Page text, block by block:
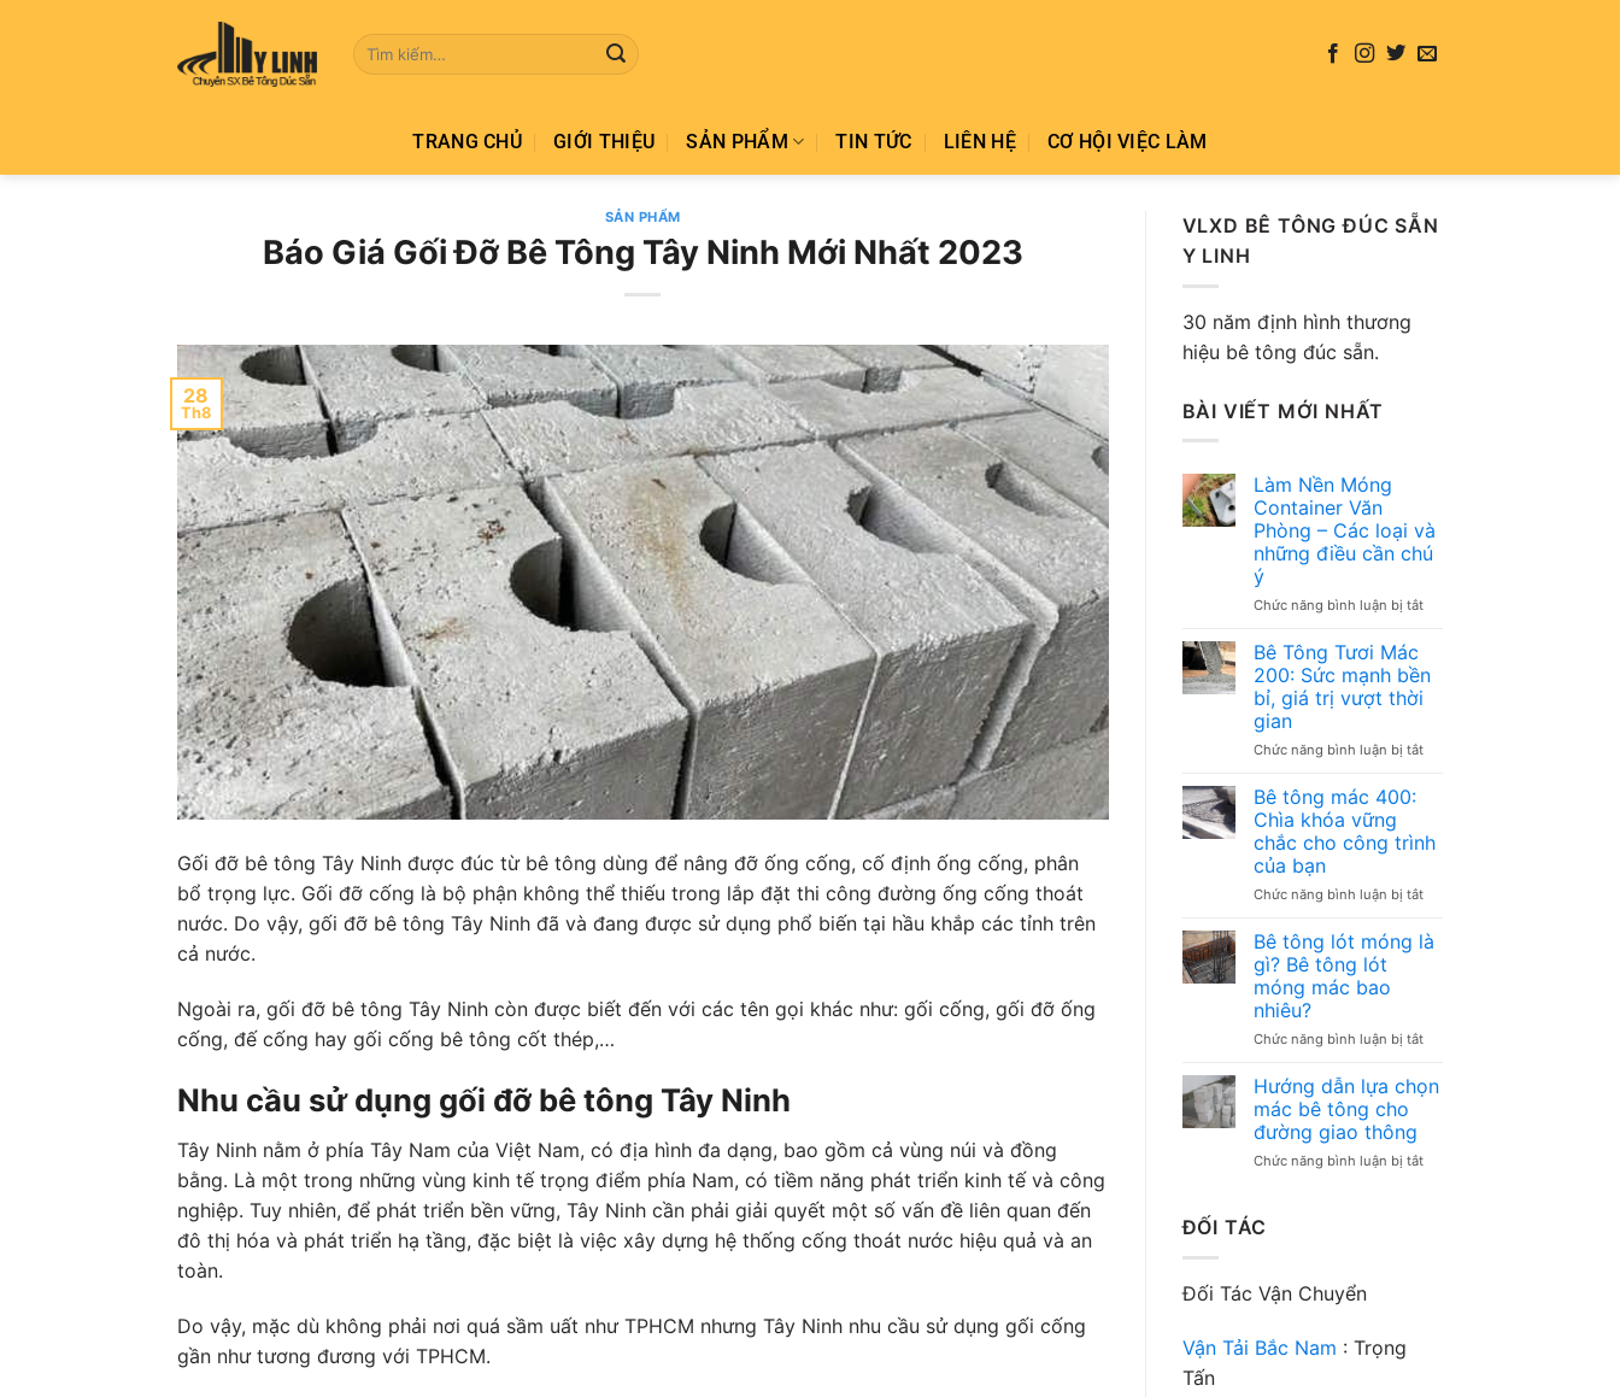
Tìm
kiếm:
TRANG CHỦ GIỚI THIỆU SẢN PHẨM TIN TỨC LIÊN HỆ CƠ HỘI VIỆC LÀM
SẢN PHẨM
Báo Giá Gối Đỡ Bê Tông Tây Ninh Mới Nhất 2023
28
Th8
Gối đỡ bê tông Tây Ninh được đúc từ bê tông dùng để nâng đỡ ống cống, cố định ống cống, phân
bổ trọng lực. Gối đỡ cống là bộ phận không thể thiếu trong lắp đặt thi công đường ống cống thoát
nước. Do vậy, gối đỡ bê tông Tây Ninh đã và đang được sử dụng phổ biến tại hầu khắp các tỉnh trên
cả nước.
Ngoài ra, gối đỡ bê tông Tây Ninh còn được biết đến với các tên gọi khác như: gối cống, gối đỡ ống
cống, đế cống hay gối cống bê tông cốt thép,…
Nhu cầu sử dụng gối đỡ bê tông Tây Ninh
Tây Ninh nằm ở phía Tây Nam của Việt Nam, có địa hình đa dạng, bao gồm cả vùng núi và đồng
bằng. Là một trong những vùng kinh tế trọng điểm phía Nam, có tiềm năng phát triển kinh tế và công
nghiệp. Tuy nhiên, để phát triển bền vững, Tây Ninh cần phải giải quyết một số vấn đề liên quan đến
đô thị hóa và phát triển hạ tầng, đặc biệt là việc xây dựng hệ thống cống thoát nước hiệu quả và an
toàn.
Do vậy, mặc dù không phải nơi quá sầm uất như TPHCM nhưng Tây Ninh nhu cầu sử dụng gối cống
gần như tương đương với TPHCM.
VLXD BÊ TÔNG ĐÚC SẴN
Y LINH
30 năm định hình thương
hiệu bê tông đúc sẵn.
BÀI VIẾT MỚI NHẤT
Làm Nền Móng
Container Văn
Phòng – Các loại và
những điều cần chú
ý
Chức năng bình luận bị tắtở
Container
Văn
–
điều
chú
Bê Tông Tươi Mác
200: Sức mạnh bền
bỉ, giá trị vượt thời
gian
Chức năng bình luận bị tắtở
200:
mạnh
bỉ,
giá
gian
Bê tông mác 400:
Chìa khóa vững
chắc cho công trình
của bạn
Chức năng bình luận bị tắtở
tông
mác
vững
công
bạn
Bê tông lót móng là
gì? Bê tông lót
móng mác bao
nhiêu?
Chức năng bình luận bị tắtở
tông
lót
gì?
Hướng dẫn lựa chọn
mác bê tông cho
đường giao thông
Chức năng bình luận bị tắtở
ĐỐI TÁC
Đối Tác Vận Chuyển
Vận Tải Bắc Nam : Trọng
Tấn